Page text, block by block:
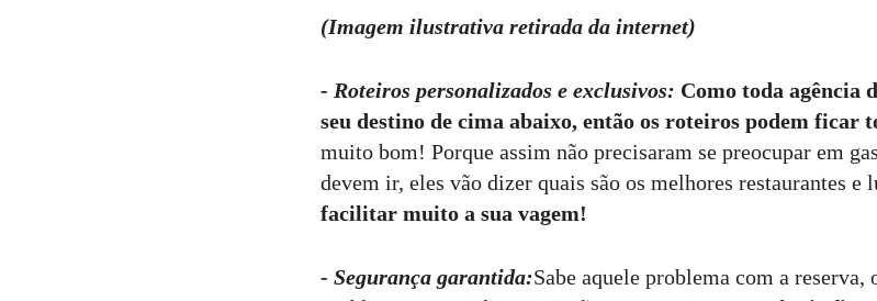
(Imagem ilustrativa retirada da internet)
- Roteiros personalizados e exclusivos: Como toda agência
seu destino de cima abaixo, então os roteiros podem ficar
muito bom! Porque assim não precisaram se preocupar em
devem ir, eles vão dizer quais são os melhores restaurantes e
facilitar muito a sua vagem!
- Segurança garantida:Sabe aquele problema com a reserva,